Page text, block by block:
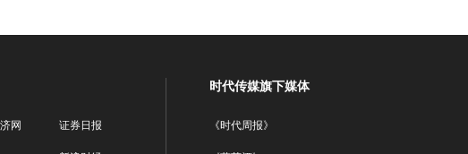
网 证券日报
时代传媒旗下媒体
《时代周报》